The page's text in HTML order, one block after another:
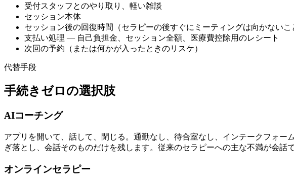
受付スタッフとのやり取り、軽い雑談
セッション本体
セッション後の回復時間（セラピーの後すぐにミーティングは向かないこ
支払い処理 — 自己負担金、セッション全額、医療費控除用のレシート
次回の予約（または何かが入ったときのリスケ）
代替手段
手続きゼロの選択肢
AIコーチング
アプリを開いて、話して、閉じる。通勤なし、待合室なし、インテークフォ
ぎ落とし、会話そのものだけを残します。従来のセラピーへの主な不満が会
オンラインセラピー